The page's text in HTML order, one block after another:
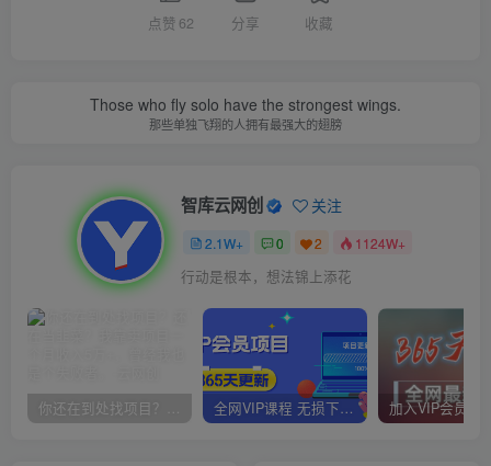
点赞 62 分享 收藏
Those who fly solo have the strongest wings.
那些单独飞翔的人拥有最强大的翅膀
智库云网创 关注
2.1W+ 0 2 1124W+
行动是根本，想法锦上添花
你还在到处找项目？还在当韭菜？我靠卖项目一个月收入5万+，曾经我也是个失败者。 全网VIP课程 无损下载~